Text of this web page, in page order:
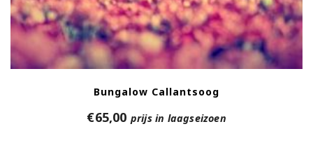
Bungalow Callantsoog
€65,00 prijs in laagseizoen